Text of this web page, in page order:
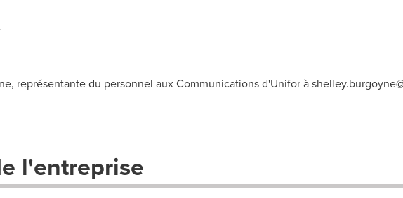
représentante du personnel aux Communications d'Unifor à
l'entreprise